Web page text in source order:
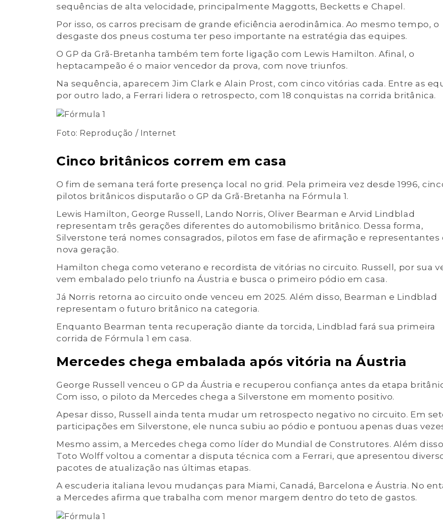
sequências de alta velocidade, principalmente Maggotts, Becketts e Chapel.
Por isso, os carros precisam de grande eficiência aerodinâmica. Ao mesmo tempo, o
desgaste dos pneus costuma ter peso importante na estratégia das equipes.
O GP da Grã-Bretanha também tem forte ligação com Lewis Hamilton. Afinal, o
heptacampeão é o maior vencedor da prova, com nove triunfos.
Na sequência, aparecem Jim Clark e Alain Prost, com cinco vitórias cada. Entre as
por outro lado, a Ferrari lidera o retrospecto, com 18 conquistas na corrida britânica.
Foto: Reprodução / Internet
Cinco britânicos correm em casa
O fim de semana terá forte presença local no grid. Pela primeira vez desde 1996,
pilotos britânicos disputarão o GP da Grã-Bretanha na Fórmula 1.
Lewis Hamilton, George Russell, Lando Norris, Oliver Bearman e Arvid Lindblad
representam três gerações diferentes do automobilismo britânico. Dessa forma,
Silverstone terá nomes consagrados, pilotos em fase de afirmação e representantes
nova geração.
Hamilton chega como veterano e recordista de vitórias no circuito. Russell, por sua
vem embalado pelo triunfo na Áustria e busca o primeiro pódio em casa.
Já Norris retorna ao circuito onde venceu em 2025. Além disso, Bearman e Lindblad
representam o futuro britânico na categoria.
Enquanto Bearman tenta recuperação diante da torcida, Lindblad fará sua primeira
corrida de Fórmula 1 em casa.
Mercedes chega embalada após vitória na Áustria
George Russell venceu o GP da Áustria e recuperou confiança antes da etapa
Com isso, o piloto da Mercedes chega a Silverstone em momento positivo.
Apesar disso, Russell ainda tenta mudar um retrospecto negativo no circuito. Em
participações em Silverstone, ele nunca subiu ao pódio e pontuou apenas duas
Mesmo assim, a Mercedes chega como líder do Mundial de Construtores. Além
Toto Wolff voltou a comentar a disputa técnica com a Ferrari, que apresentou
pacotes de atualização nas últimas etapas.
A escuderia italiana levou mudanças para Miami, Canadá, Barcelona e Áustria. No
a Mercedes afirma que trabalha com menor margem dentro do teto de gastos.